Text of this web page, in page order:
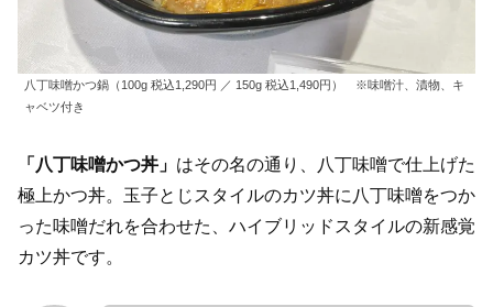
八丁味噌かつ鍋（100g 税込1,290円 ／ 150g 税込1,490円） ※味噌汁、漬物、キ
ャベツ付き
「八丁味噌かつ丼」 はその名の通り、八丁味噌で仕上げた
極上かつ丼。玉子とじスタイルのカツ丼に八丁味噌をつか
った味噌だれを合わせた、ハイブリッドスタイルの新感覚
カツ丼です。